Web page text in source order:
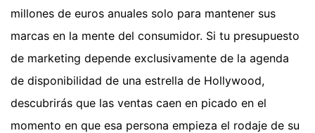
millones de euros anuales solo para mantener sus
marcas en la mente del consumidor. Si tu presupuesto
de marketing depende exclusivamente de la agenda
de disponibilidad de una estrella de Hollywood,
descubrirás que las ventas caen en picado en el
momento en que esa persona empieza el rodaje de su